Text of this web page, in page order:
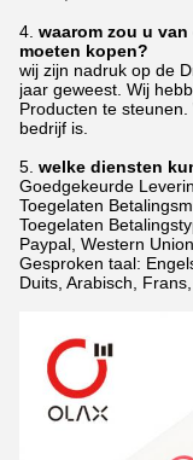
4. waarom zou u
moeten kopen?
wij zijn nadruk op de
jaar geweest. Wij
Producten te
bedrijf is.
5. welke diensten
Goedgekeurde
Toegelaten
Toegelaten
Paypal, Western
Gesproken taal:
Duits, Arabisch,